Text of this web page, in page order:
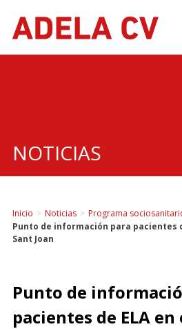
NOTICIAS
Inicio > Noticias > Programa
Punto de información para pacientes
Sant Joan
Punto de
pacientes de ELA